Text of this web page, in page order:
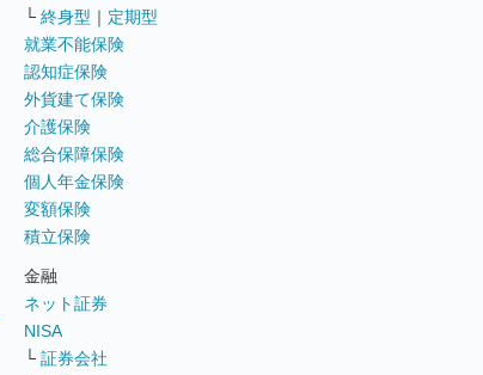
└ 終身型 ｜ 定期型
就業不能保険
認知症保険
外貨建て保険
介護保険
総合保障保険
個人年金保険
変額保険
積立保険
金融
ネット証券
NISA
└ 証券会社